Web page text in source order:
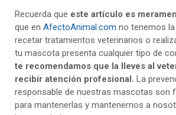
Recuerda que este artículo es
que en AfectoAnimal.com no tenemos
recetar tratamientos veterinarios o
tu mascota presenta cualquier tipo de
te recomendamos que la lleves al
recibir atención profesional. La
responsable de nuestras mascotas son
para mantenerlas y mantenernos a